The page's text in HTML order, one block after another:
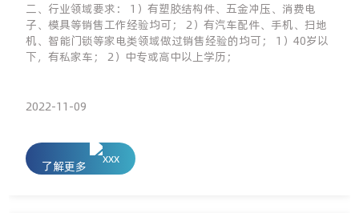
二、行业领域要求： 1）有塑胶结构件、五金冲压、消费电
子、模具等销售工作经验均可； 2）有汽车配件、手机、扫地
机、智能门锁等家电类领域做过销售经验的均可； 1）40岁以
下，有私家车； 2）中专或高中以上学历；
2022-11-09
了解更多